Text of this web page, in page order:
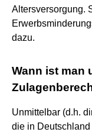
Altersversorgung.
dazu.
Wann ist man
Unmittelbar (d.h.
die in